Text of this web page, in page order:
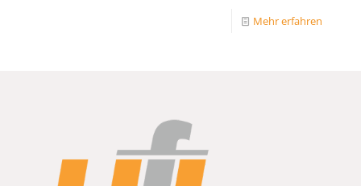
Mehr erfahren